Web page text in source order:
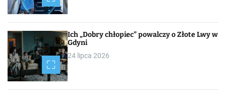
Ich „Dobry chłopiec” powalczy o Złote Lwy w
Gdyni
24 lipca 2026